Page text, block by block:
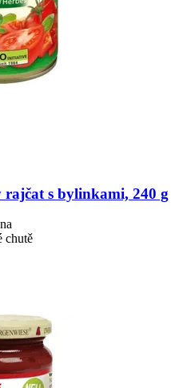
rajčat s bylinkami, 240 g
chutě